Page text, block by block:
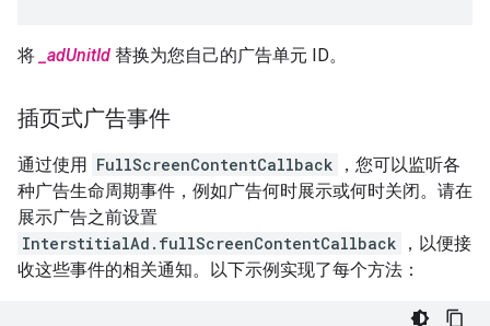
将 _adUnitId 替换为您自己的广告单元 ID。
插页式广告事件
通过使用 FullScreenContentCallback
，您可以监听各
种广告生命周期事件，例如广告何时展示或何时关闭。请在
展示广告之前设置
InterstitialAd.fullScreenContentCallback
，以便接
收这些事件的相关通知。以下示例实现了每个方法：